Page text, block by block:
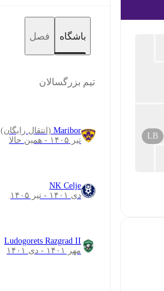
LB
باشگاه فصل
تیم بزرگسالان
Maribor (انتقال رایگان)
تیر ۱۴۰۵ - همین حالا
NK Celje
دی ۱۴۰۱ - تیر ۱۴۰۵
Ludogorets Razgrad II
مهر ۱۴۰۱ - دی ۱۴۰۱